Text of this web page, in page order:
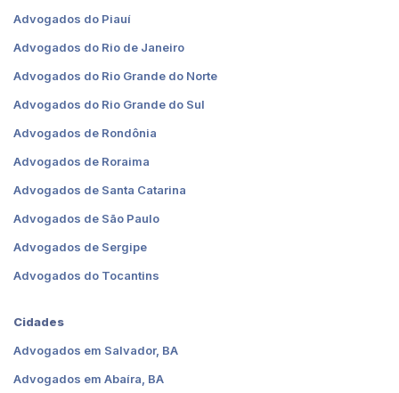
Advogados do Piauí
Advogados do Rio de Janeiro
Advogados do Rio Grande do Norte
Advogados do Rio Grande do Sul
Advogados de Rondônia
Advogados de Roraima
Advogados de Santa Catarina
Advogados de São Paulo
Advogados de Sergipe
Advogados do Tocantins
Cidades
Advogados em Salvador, BA
Advogados em Abaíra, BA